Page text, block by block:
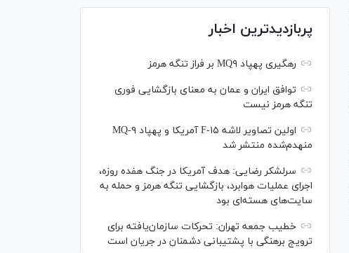
پربازدیدترین اخبار
رهگیری پهپاد MQ۹ بر فراز تنگه هرمز
توافق ایران و عمان به معنای بازگشایی فوری
تنگه هرمز نیست
اولین تصاویر لاشه F-۱۵ آمریکا و پهپاد MQ-۹
منهدم‌شده منتشر شد
سرلشکر رضایی: هدف آمریکا در جنگ هفده روزه،
اجرای عملیات هوابرد، بازگشایی تنگه هرمز و حمله به
سایت‌های هسته‌ای بود
خطیب جمعه تهران: تحرکات سازمان‌یافته برای
ترویج برهنگی با پشتیبانی دشمنان در جریان است